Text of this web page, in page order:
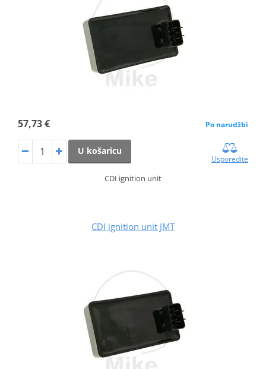
57,73 € Po narudžbi
U košaricu
Usporedite
CDI ignition unit
CDI ignition unit JMT